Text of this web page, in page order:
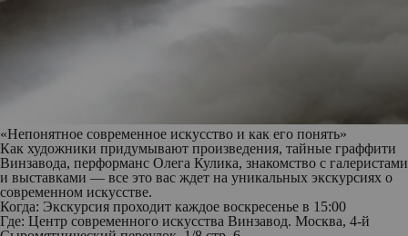
«Непонятное современное искусство и как его понять»
Как художники придумывают произведения, тайные граффити
Винзавода, перформанс Олега Кулика, знакомство с галеристами
и выставками — все это вас ждет на уникальных экскурсиях о
современном искусстве.
Когда: Экскурсия проходит каждое воскресенье в 15:00
Где: Центр современного искусства Винзавод. Москва, 4-й